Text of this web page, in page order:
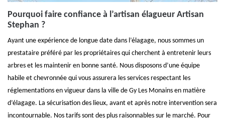
Pourquoi faire confiance à l’artisan élagueur Artisan
Stephan ?
Ayant une expérience de longue date dans l’élagage, nous sommes un
prestataire préféré par les propriétaires qui cherchent à entretenir leurs
arbres et les maintenir en bonne santé. Nous disposons d’une équipe
habile et chevronnée qui vous assurera les services respectant les
réglementations en vigueur dans la ville de Gy Les Monains en matière
d’élagage. La sécurisation des lieux, avant et après notre intervention sera
incontournable. Nos tarifs sont des plus raisonnables sur le marché. Pour